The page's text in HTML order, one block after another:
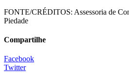
FONTE/CRÉDITOS: Assessoria de
Piedade
Compartilhe
Facebook
Twitter